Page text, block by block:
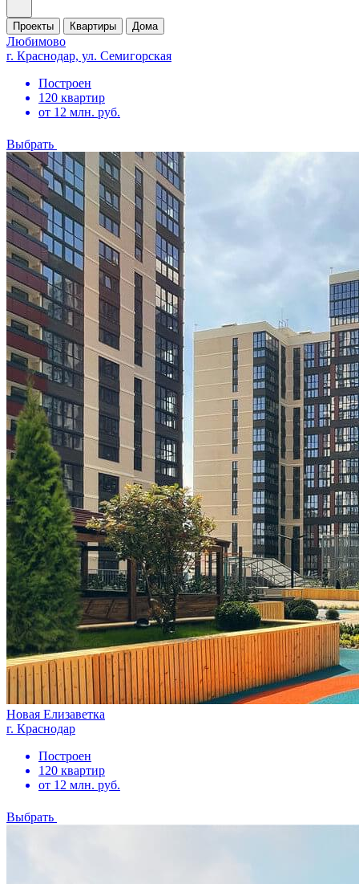
Проекты Квартиры Дома
Любимово
г. Краснодар, ул. Семигорская
Построен
120 квартир
от 12 млн. руб.
Выбрать
Новая Елизаветка
г. Краснодар
Построен
120 квартир
от 12 млн. руб.
Выбрать